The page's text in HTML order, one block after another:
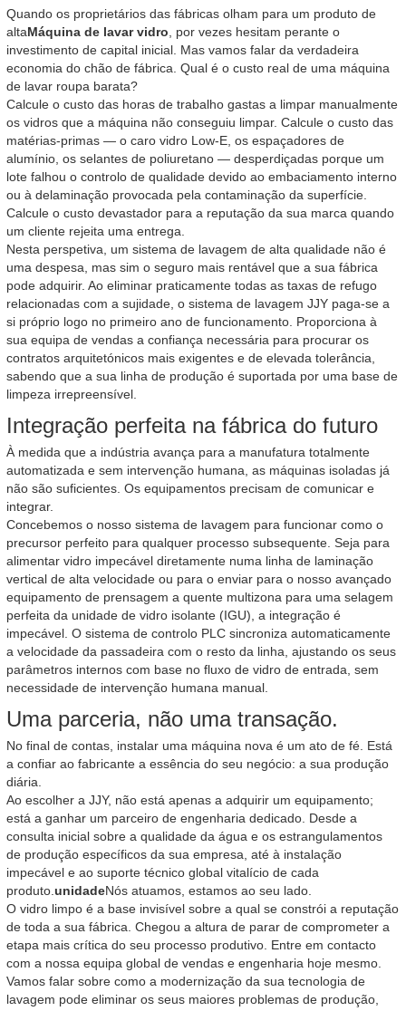
Quando os proprietários das fábricas olham para um produto de
altaMáquina de lavar vidro , por vezes hesitam perante o
investimento de capital inicial. Mas vamos falar da verdadeira
economia do chão de fábrica. Qual é o custo real de uma máquina
de lavar roupa barata?
Calcule o custo das horas de trabalho gastas a limpar manualmente
os vidros que a máquina não conseguiu limpar. Calcule o custo das
matérias-primas — o caro vidro Low-E, os espaçadores de
alumínio, os selantes de poliuretano — desperdiçadas porque um
lote falhou o controlo de qualidade devido ao embaciamento interno
ou à delaminação provocada pela contaminação da superfície.
Calcule o custo devastador para a reputação da sua marca quando
um cliente rejeita uma entrega.
Nesta perspetiva, um sistema de lavagem de alta qualidade não é
uma despesa, mas sim o seguro mais rentável que a sua fábrica
pode adquirir. Ao eliminar praticamente todas as taxas de refugo
relacionadas com a sujidade, o sistema de lavagem JJY paga-se a
si próprio logo no primeiro ano de funcionamento. Proporciona à
sua equipa de vendas a confiança necessária para procurar os
contratos arquitetónicos mais exigentes e de elevada tolerância,
sabendo que a sua linha de produção é suportada por uma base de
limpeza irrepreensível.
Integração perfeita na fábrica do futuro
À medida que a indústria avança para a manufatura totalmente
automatizada e sem intervenção humana, as máquinas isoladas já
não são suficientes. Os equipamentos precisam de comunicar e
integrar.
Concebemos o nosso sistema de lavagem para funcionar como o
precursor perfeito para qualquer processo subsequente. Seja para
alimentar vidro impecável diretamente numa linha de laminação
vertical de alta velocidade ou para o enviar para o nosso avançado
equipamento de prensagem a quente multizona para uma selagem
perfeita da unidade de vidro isolante (IGU), a integração é
impecável. O sistema de controlo PLC sincroniza automaticamente
a velocidade da passadeira com o resto da linha, ajustando os seus
parâmetros internos com base no fluxo de vidro de entrada, sem
necessidade de intervenção humana manual.
Uma parceria, não uma transação.
No final de contas, instalar uma máquina nova é um ato de fé. Está
a confiar ao fabricante a essência do seu negócio: a sua produção
diária.
Ao escolher a JJY, não está apenas a adquirir um equipamento;
está a ganhar um parceiro de engenharia dedicado. Desde a
consulta inicial sobre a qualidade da água e os estrangulamentos
de produção específicos da sua empresa, até à instalação
impecável e ao suporte técnico global vitalício de cada
produto. unidadeNós atuamos, estamos ao seu lado.
O vidro limpo é a base invisível sobre a qual se constrói a reputação
de toda a sua fábrica. Chegou a altura de parar de comprometer a
etapa mais crítica do seu processo produtivo. Entre em contacto
com a nossa equipa global de vendas e engenharia hoje mesmo.
Vamos falar sobre como a modernização da sua tecnologia de
lavagem pode eliminar os seus maiores problemas de produção,